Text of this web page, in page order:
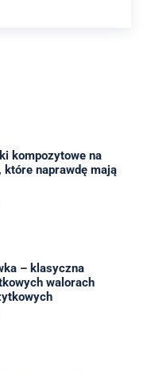
kompozytowe na
które naprawdę mają
– klasyczna
walorach